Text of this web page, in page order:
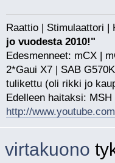
Raattio |
jo vuodesta 2010!"
Edesmenneet: mCX |
2*Gaui X7 | SAB
tulikettu (oli rikki jo
Edelleen haitaksi:
http://
virtakuono